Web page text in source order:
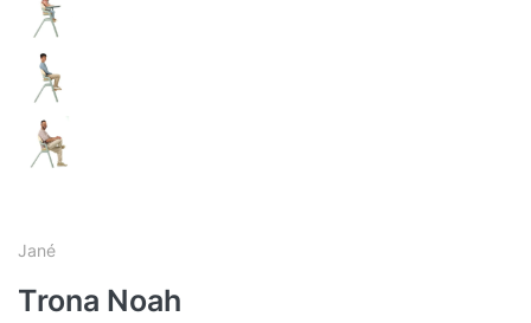
Jané
Trona Noah